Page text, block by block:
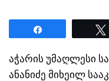
აჭარის უმაღლესი
ანანიძე მიხეილ